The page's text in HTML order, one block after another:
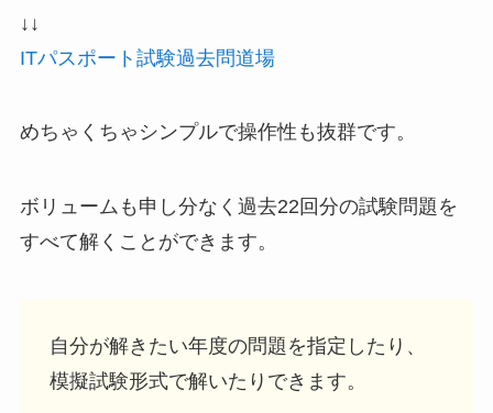
↓↓
ITパスポート試験過去問道場
めちゃくちゃシンプルで操作性も抜群です。
ボリュームも申し分なく過去22回分の試験問題を
すべて解くことができます。
自分が解きたい年度の問題を指定したり、
模擬試験形式で解いたりできます。